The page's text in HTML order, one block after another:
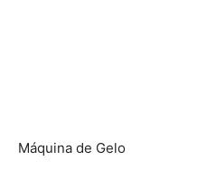
Máquina de Gelo